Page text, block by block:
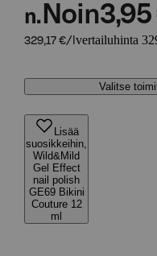
n. Noin
329,17 €/l vertailuhinta
Valitse
Lisää
suosikkeihin,
Wild&Mild
Gel Effect
nail polish
GE69 Bikini
Couture 12
ml